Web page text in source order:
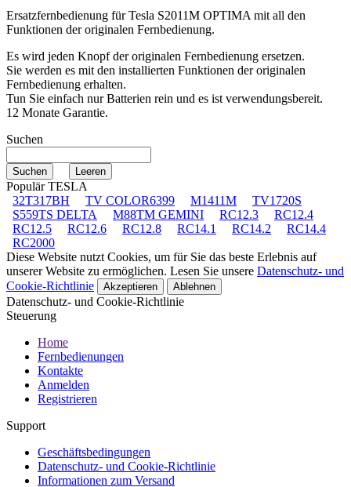
Ersatzfernbedienung fürTesla S2011M OPTIMA mit all den
Funktionen der originalen Fernbedienung.
Es wird jeden Knopf der originalen Fernbedienung ersetzen.
Sie werden es mit den installierten Funktionen der originalen
Fernbedienung erhalten.
Tun Sie einfach nur Batterien rein und es ist verwendungsbereit.
12 Monate Garantie.
Suchen
Populär TESLA
32T317BH
TV COLOR6399 M1411M
TV1720S
S559TS DELTA
M88TM GEMINI RC12.3
RC12.4
RC12.5
RC12.6 RC12.8 RC14.1 RC14.2
RC14.4
RC2000
Diese Website nutzt Cookies, um für Sie das beste Erlebnis auf
unserer Website zu ermöglichen. Lesen Sie unsere Datenschutz- und
Cookie-Richtlinie
Akzeptieren Ablehnen
Datenschutz- und Cookie-Richtlinie
Steuerung
Home
Fernbedienungen
Kontakte
Anmelden
Registrieren
Support
Geschäftsbedingungen
Datenschutz- und Cookie-Richtlinie
Informationen zum Versand